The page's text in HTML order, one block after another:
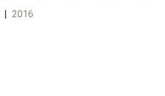
| 2016